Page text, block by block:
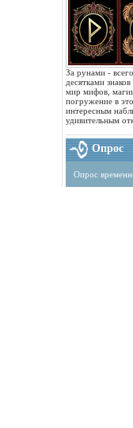
За рунами -
десятками
мир мифов,
погружение в
интересным
удивительным
Опрос
Опрос